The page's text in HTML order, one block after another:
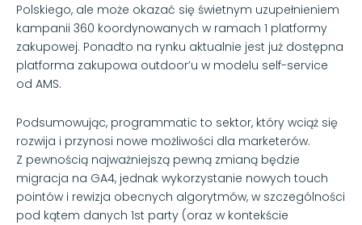
Polskiego, ale może okazać się świetnym uzupełnieniem
kampanii 360 koordynowanych w ramach 1 platformy
zakupowej. Ponadto na rynku aktualnie jest już dostępna
platforma zakupowa outdoor’u w modelu self-service
od AMS.
Podsumowując, programmatic to sektor, który wciąż się
rozwija i przynosi nowe możliwości dla marketerów.
Z pewnością najważniejszą pewną zmianą będzie
migracja na GA4, jednak wykorzystanie nowych touch
pointów i rewizja obecnych algorytmów, w szczególności
pod kątem danych 1st party (oraz w kontekście